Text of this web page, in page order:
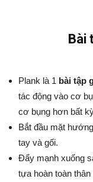
Bài
Plank là 1 bài tập
tác động vào cơ
cơ bụng hơn bất
Bắt đầu mặt
tay và gối.
Đẩy mạnh xuống
tựa hoàn toàn